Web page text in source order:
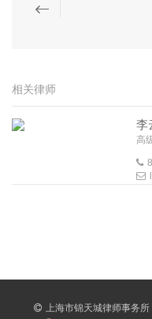
相关律师
李
高
上海市锦天城律师事务所